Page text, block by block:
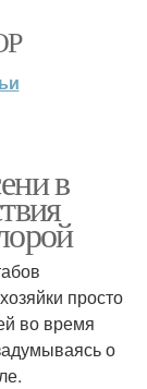
в
просто
во время
о